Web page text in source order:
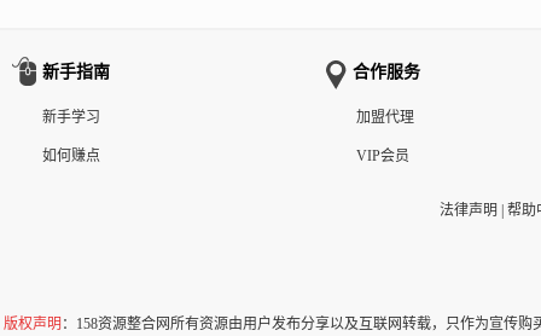
新手指南
新手学习
如何赚点
合作服务
加盟代理
VIP会员
法律声明 帮助
版权声明 ：158资源整合网所有资源由用户发布分享以及互联网转载，只作为宣传